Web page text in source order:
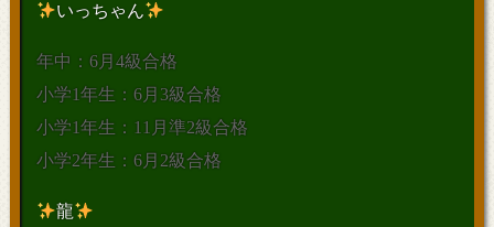
いっちゃん
年中：6月4級合格
小学1年生：6月3級合格
小学1年生：11月準2級合格
小学2年生：6月2級合格
龍